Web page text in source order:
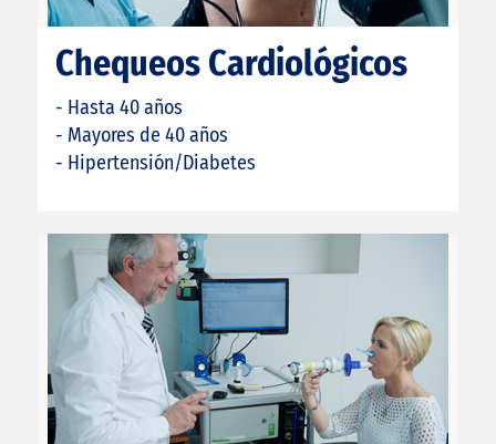
Chequeos Cardiológicos
- Hasta 40 años
- Mayores de 40 años
- Hipertensión/Diabetes